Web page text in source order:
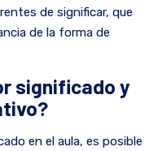
de significar, que
de la forma de
significado y
en el aula, es posible